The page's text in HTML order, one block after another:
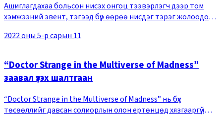
Ашиглагдахаа больсон нисэх онгоц тээвэрлэгч дээр том
хэмжээний эвент, тэгээд бүр өөрөө нисдэг тэрэг жолоодон
нь саяхан Америкт урьд х
2022 оны 5-р сарын 11
“Doctor Strange in the Multiverse of Madness”
заавал үзэх шалтгаан
“Doctor Strange in the Multiverse of Madness” нь бүх
төсөөллийг давсан солиорлын олон ертөнцөд хязгааргүй